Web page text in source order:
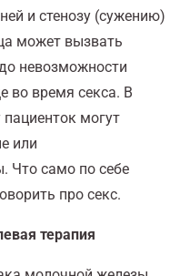
и стенозу (сужению)
может вызвать
невозможности
во время секса. В
могут
или
Что само по себе
про секс.
терапия